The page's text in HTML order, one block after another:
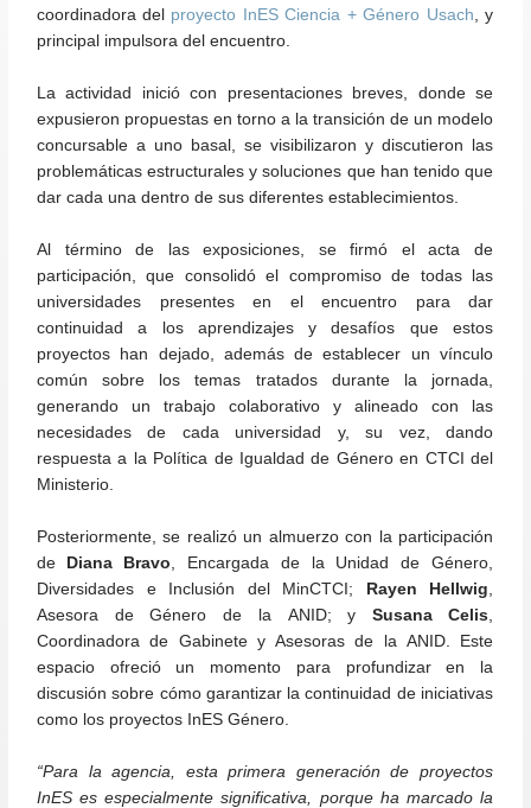
coordinadora del proyecto InES Ciencia + Género Usach, y
principal impulsora del encuentro.
La actividad inició con presentaciones breves, donde se
expusieron propuestas en torno a la transición de un modelo
concursable a uno basal, se visibilizaron y discutieron las
problemáticas estructurales y soluciones que han tenido que
dar cada una dentro de sus diferentes establecimientos.
Al término de las exposiciones, se firmó el acta de
participación, que consolidó el compromiso de todas las
universidades presentes en el encuentro para dar
continuidad a los aprendizajes y desafíos que estos
proyectos han dejado, además de establecer un vínculo
común sobre los temas tratados durante la jornada,
generando un trabajo colaborativo y alineado con las
necesidades de cada universidad y, su vez, dando
respuesta a la Política de Igualdad de Género en CTCI del
Ministerio.
Posteriormente, se realizó un almuerzo con la participación
de
Diana Bravo , Encargada de la Unidad de Género,
Diversidades e Inclusión del MinCTCI;
Rayen Hellwig
Asesora de Género de la ANID; ySusana Celis
Coordinadora de Gabinete y Asesoras de la ANID. Este
espacio ofreció un momento para profundizar en la
discusión sobre cómo garantizar la continuidad de iniciativas
como los proyectos InES Género.
“Para la agencia, esta primera generación de proyectos
InES es especialmente significativa, porque ha marcado la